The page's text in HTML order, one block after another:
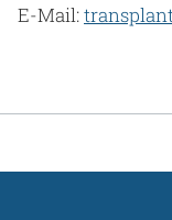
E-Mail: